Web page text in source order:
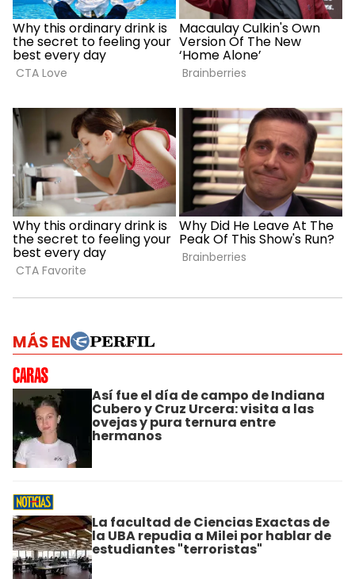
MÁS EN
Así fue el día de campo de Indiana
Cubero y Cruz Urcera: visita a las
ovejas y pura ternura entre
hermanos
La facultad de Ciencias Exactas de
la UBA repudia a Milei por hablar de
estudiantes "terroristas"